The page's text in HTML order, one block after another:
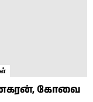
தினகரன், கோவை